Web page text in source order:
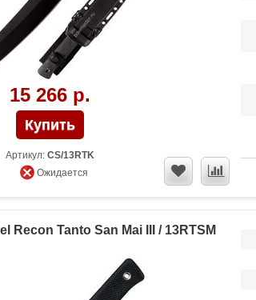
15 266 р.
Артикул: CS/13RTK
Ожидается
Recon Tanto San Mai III / 13RTSM